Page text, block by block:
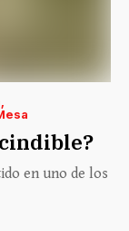
en uno de los